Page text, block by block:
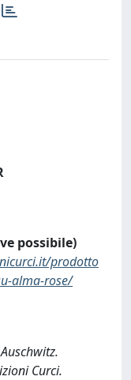
possibile)
prodotto
alma-rose/
Curci.